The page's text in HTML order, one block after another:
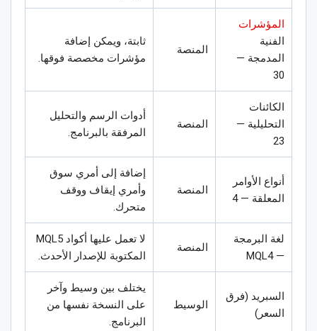
المؤشرات
الفنية
المدمجة —
30
المنصة
ثابتة، ويمكن إضافة
مؤشرات مخصصة فوقها.
الكائنات
التحليلية —
23
المنصة
أدوات الرسم والتحليل
المرفقة بالبرنامج.
أنواع الأوامر
المعلقة — 4
المنصة
إضافة إلى أمري سوق
وأمري إيقاف ووقف
متحرك.
لغة البرمجة
— MQL4
المنصة
لا تعمل عليها أكواد MQL5
المكتوبة للإصدار الأحدث.
السبريد (فرق
السعر)
الوسيط
يختلف بين وسيط وآخر
على النسخة نفسها من
البرنامج.